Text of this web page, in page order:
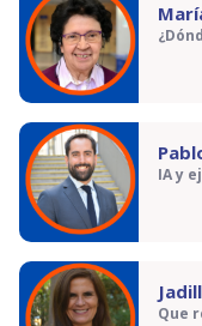
IA y
Que